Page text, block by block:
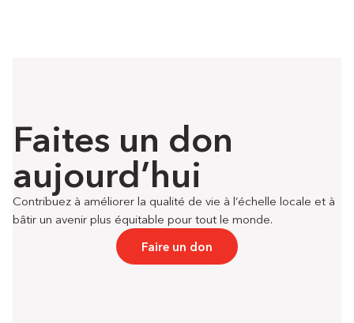
Faites un don
aujourd’hui
Contribuez à améliorer la qualité de vie à l’échelle locale et à
bâtir un avenir plus équitable pour tout le monde.
Faire un don